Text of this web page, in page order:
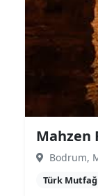
Mahzen
Bodrum,
Türk